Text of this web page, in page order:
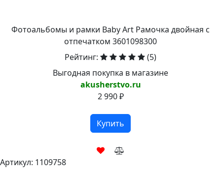
Фотоальбомы и рамки Baby Art Рамочка двойная с
отпечатком 3601098300
Рейтинг:
(5)
Выгодная покупка в магазине
akusherstvo.ru
2 990 ₽
Купить
Артикул: 1109758